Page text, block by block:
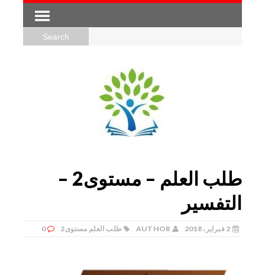
طلب العلم – مستوى2 –
التفسير
2 فبراير، 2018 طلب العلم مستوى2 0